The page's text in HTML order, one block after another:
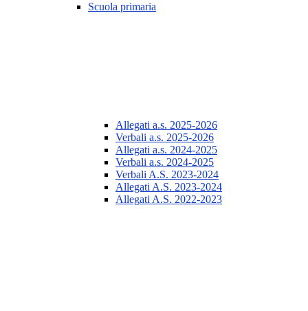
Scuola primaria
Allegati a.s. 2025-2026
Verbali a.s. 2025-2026
Allegati a.s. 2024-2025
Verbali a.s. 2024-2025
Verbali A.S. 2023-2024
Allegati A.S. 2023-2024
Allegati A.S. 2022-2023